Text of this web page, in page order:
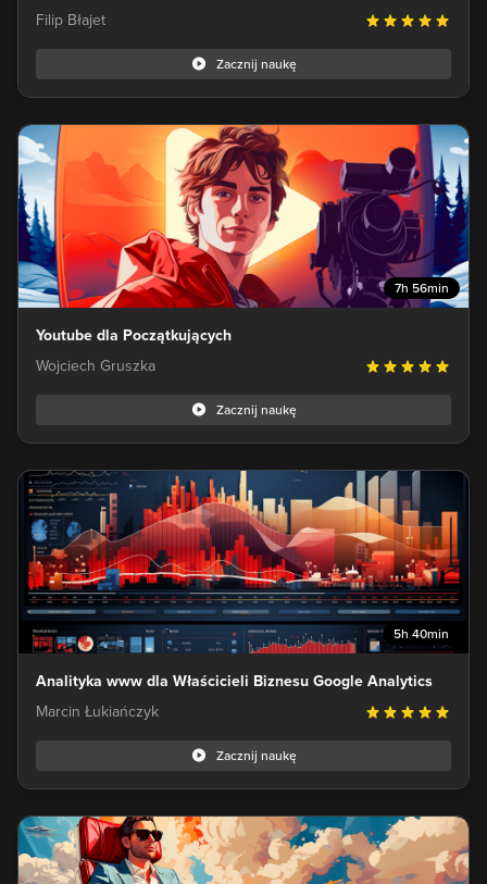
Filip Błajet
Zacznij naukę
7h 56min
Youtube dla Początkujących
Wojciech Gruszka
Zacznij naukę
5h 40min
Analityka www dla Właścicieli Biznesu Google Analytics
Marcin Łukiańczyk
Zacznij naukę